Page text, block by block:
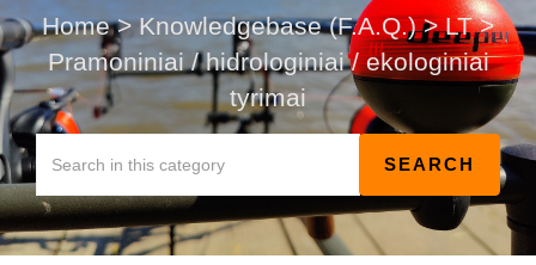
Home > Knowledgebase (F.A.Q.) > LT >
Pramoniniai / hidrologiniai / ekologiniai
tyrimai